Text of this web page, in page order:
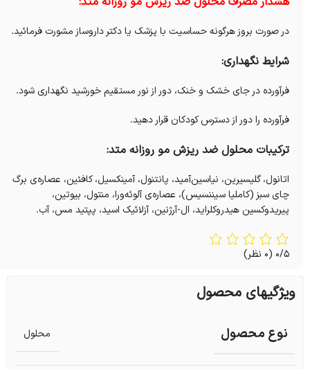
در صورت بروز هرگونه حساسیت با پزشک یا دکتر داروساز مشورت فرمائید.
شرایط نگهداری:
فرآورده در جای خشک و خنک، دور از نور مستقیم خورشید نگهداری شود.
فرآورده را دور از دسترس کودکان قرار دهید.
ترکیبات محلول ضد ریزش مو روزانه متد:
اتانول، گلیسیرین، نیاسین‌آمید، پانتنول، آمینکسیل، کافئین، عصاره‌ی برگ
چای سبز (کاملیا سیننسیس)، عصاره‌ی آلوئه‌ورا، منتول، بیوتین،
پیریدوکسین هیدروکلراید، ال-آرژنین، آزلائیک اسید، پپتید مس، آب.
0/5 (0 نظر)
ویژگیهای محصول
نوع محصول محلول